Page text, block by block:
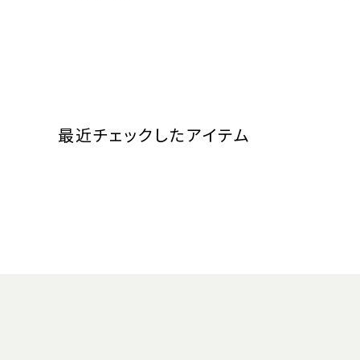
最近チェックしたアイテム